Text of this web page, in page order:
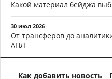
Какой материал бейджа
30 июл 2026
От трансферов до
АПЛ
Как добавить новость